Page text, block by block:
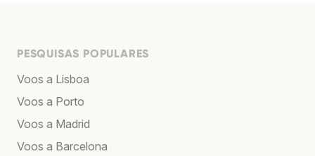
PESQUISAS POPULARES
Voos a Lisboa
Voos a Porto
Voos a Madrid
Voos a Barcelona